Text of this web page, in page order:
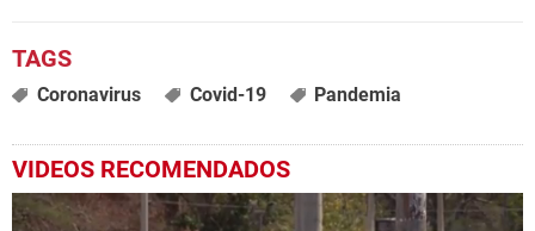
Coronavirus Covid-19 Pandemia
VIDEOS RECOMENDADOS